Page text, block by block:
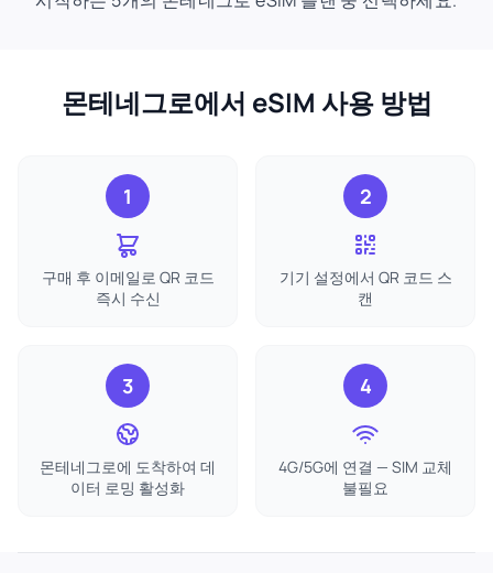
몬테네그로에서 eSIM 사용 방법
1
구매 후 이메일로 QR 코드
즉시 수신
2
기기 설정에서 QR 코드 스
캔
3
몬테네그로에 도착하여 데
이터 로밍 활성화
4
4G/5G에 연결 — SIM 교체
불필요